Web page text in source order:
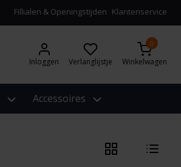
Fillialen & Openingstijden Klantenservice
Inloggen Verlanglijstje
0
Winkelwagen
Accessoires